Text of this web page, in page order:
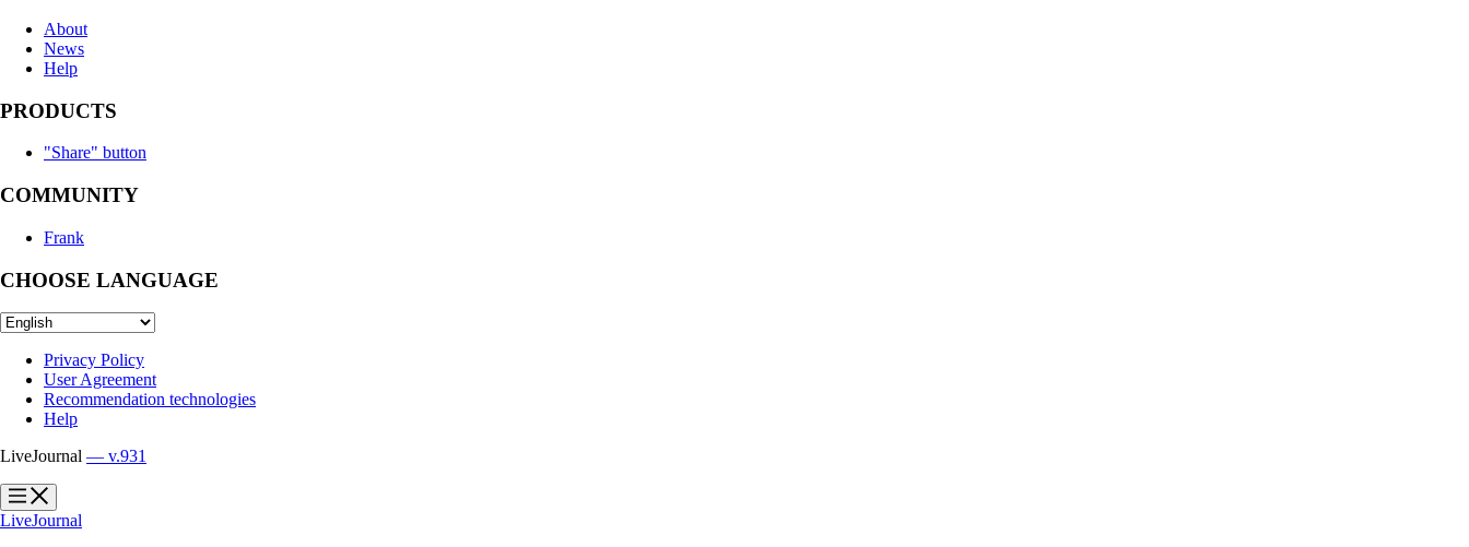
About
News
Help
PRODUCTS
"Share" button
COMMUNITY
Frank
CHOOSE LANGUAGE
Privacy Policy
User Agreement
Recommendation technologies
Help
LiveJournal — v.931
?
?
LiveJournal